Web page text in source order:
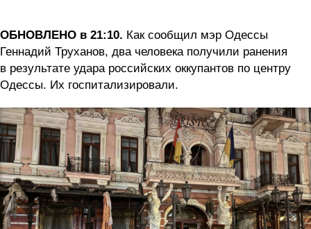
ОБНОВЛЕНО в 21:10. Как сообщил мэр Одессы
Геннадий Труханов, два человека получили ранения
в результате удара российских оккупантов по центру
Одессы. Их госпитализировали.